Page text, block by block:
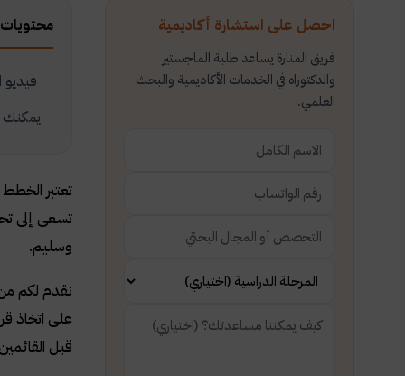
احصل على استشارة أكاديمية
فريق المنارة يساعد طلبة الماجستير
والدكتوراه في الخدمات الأكاديمية والبحث
العلمي.
فيديو
يمكنك
تعتبر
تسعى إلى
وسليم.
نقدم لكم
على اتخاذ
قبل